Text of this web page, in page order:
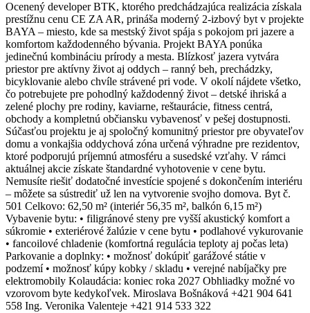
Ocenený developer BTK, ktorého predchádzajúca realizácia získala
prestížnu cenu CE ZA AR, prináša moderný 2-izbový byt v projekte
BAYA – miesto, kde sa mestský život spája s pokojom pri jazere a
komfortom každodenného bývania. Projekt BAYA ponúka
jedinečnú kombináciu prírody a mesta. Blízkosť jazera vytvára
priestor pre aktívny život aj oddych – ranný beh, prechádzky,
bicyklovanie alebo chvíle strávené pri vode. V okolí nájdete všetko,
čo potrebujete pre pohodlný každodenný život – detské ihriská a
zelené plochy pre rodiny, kaviarne, reštaurácie, fitness centrá,
obchody a kompletnú občiansku vybavenosť v pešej dostupnosti.
Súčasťou projektu je aj spoločný komunitný priestor pre obyvateľov
domu a vonkajšia oddychová zóna určená výhradne pre rezidentov,
ktoré podporujú príjemnú atmosféru a susedské vzťahy. V rámci
aktuálnej akcie získate štandardné vyhotovenie v cene bytu.
Nemusíte riešiť dodatočné investície spojené s dokončením interiéru
– môžete sa sústrediť už len na vytvorenie svojho domova. Byt č.
501 Celkovo: 62,50 m² (interiér 56,35 m², balkón 6,15 m²)
Vybavenie bytu: • filigránové steny pre vyšší akustický komfort a
súkromie • exteriérové žalúzie v cene bytu • podlahové vykurovanie
• fancoilové chladenie (komfortná regulácia teploty aj počas leta)
Parkovanie a doplnky: • možnosť dokúpiť garážové státie v
podzemí • možnosť kúpy kobky / skladu • verejné nabíjačky pre
elektromobily Kolaudácia: koniec roka 2027 Obhliadky možné vo
vzorovom byte kedykoľvek. Miroslava Bošnáková +421 904 641
558 Ing. Veronika Valenteje +421 914 533 322